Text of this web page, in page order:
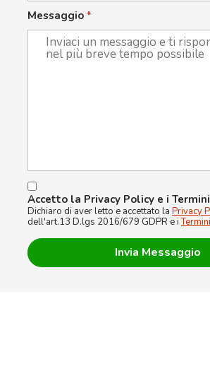
Messaggio *
Accetto la Privacy Policy e i
Dichiaro di aver letto e accettato la Privacy
dell'art.13 D.lgs 2016/679 GDPR e i